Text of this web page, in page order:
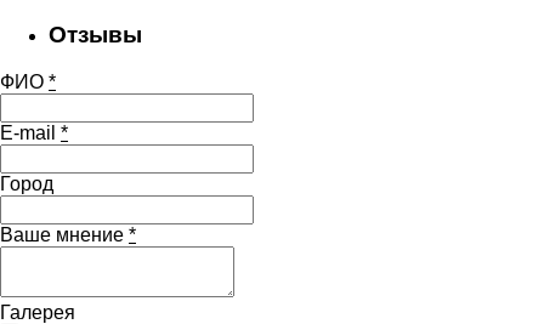
Отзывы
ФИО *
E-mail *
Город
Ваше мнение *
Галерея